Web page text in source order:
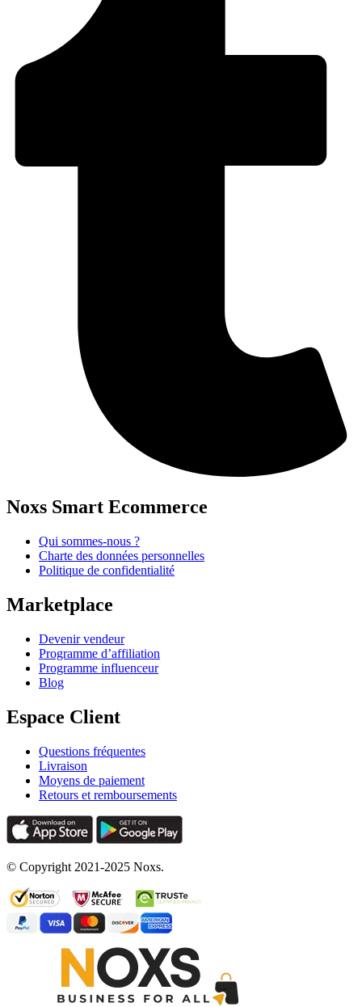
Noxs Smart Ecommerce
Qui sommes-nous ?
Charte des données personnelles
Politique de confidentialité
Marketplace
Devenir vendeur
Programme d’affiliation
Programme influenceur
Blog
Espace Client
Questions fréquentes
Livraison
Moyens de paiement
Retours et remboursements
© Copyright 2021-2025 Noxs.